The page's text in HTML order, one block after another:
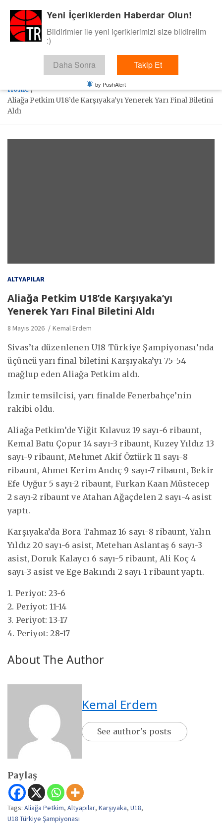
content
BasketTR
Sol dip çizgiden bir basket de bizden gelsin dedik.
Home
Aliağa Petkim U18’de Karşıyaka’yı Yenerek Yarı Final Biletini
Aldı
ALTYAPILAR
Aliağa Petkim U18’de Karşıyaka’yı
Yenerek Yarı Final Biletini Aldı
8 Mayıs 2026 Kemal Erdem
Sivas’ta düzenlenen U18 Türkiye Şampiyonası’nda
üçüncü yarı final biletini Karşıyaka’yı 75-54
mağlup eden Aliağa Petkim aldı.
İzmir temsilcisi, yarı finalde Fenerbahçe’nin
rakibi oldu.
Aliağa Petkim’de Yiğit Kılavuz 19 sayı-6 ribaunt,
Kemal Batu Çopur 14 sayı-3 ribaunt, Kuzey Yıldız 13
sayı-9 ribaunt, Mehmet Akif Öztürk 11 sayı-8
ribaunt, Ahmet Kerim Andıç 9 sayı-7 ribaunt, Bekir
Efe Uyğur 5 sayı-2 ribaunt, Furkan Kaan Müstecep
2 sayı-2 ribaunt ve Atahan Ağaçdelen 2 sayı-4 asist
yaptı.
Karşıyaka’da Bora Tahmaz 16 sayı-8 ribaunt, Yalın
Yıldız 20 sayı-6 asist, Metehan Aslantaş 6 sayı-3
asist, Doruk Kalaycı 6 sayı-5 ribaunt, Ali Koç 4
sayı-3 asist ve Ege Bakındı 2 sayı-1 ribaunt yaptı.
1. Periyot: 23-6
2. Periyot: 11-14
3. Periyot: 13-17
4. Periyot: 28-17
About The Author
Kemal Erdem
See author's posts
Paylaş
Tags: Aliağa Petkim, Altyapılar, Karşıyaka, U18,
U18 Türkiye Şampiyonası
Yeni İçeriklerden Haberdar Olun!
Bildirimler ile yeni içeriklerimizi size bildirelim
:)
Daha Sonra Takip Et
by PushAlert